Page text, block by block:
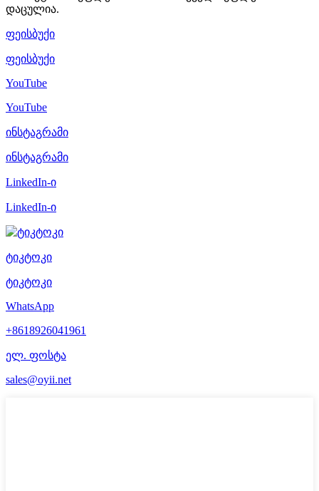
დაცულია.
ფეისბუქი
ფეისბუქი
YouTube
YouTube
ინსტაგრამი
ინსტაგრამი
LinkedIn-ი
LinkedIn-ი
ტიკტოკი
ტიკტოკი
WhatsApp
+8618926041961
ელ. ფოსტა
sales@oyii.net